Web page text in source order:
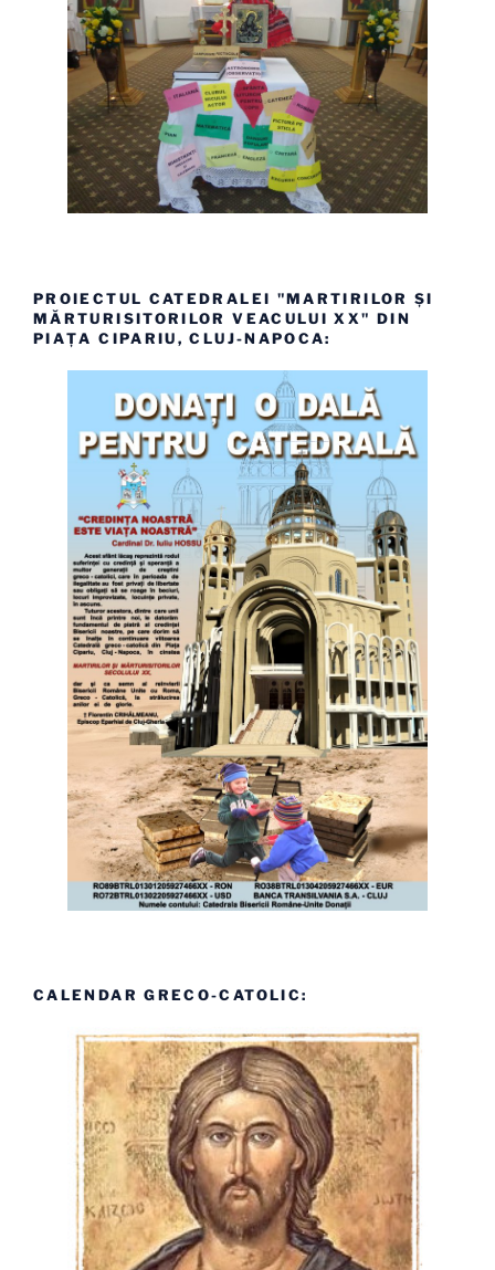
PROIECTUL CATEDRALEI "MARTIRILOR ȘI
MĂRTURISITORILOR VEACULUI XX" DIN
PIAȚA CIPARIU, CLUJ-NAPOCA:
CALENDAR GRECO-CATOLIC: